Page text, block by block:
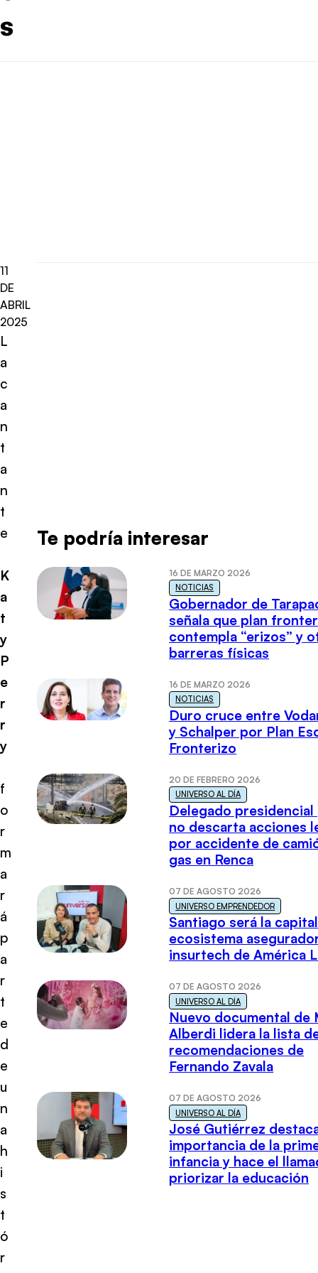
s
11
DE
ABRIL
2025
L
a
c
a
n
t
a
n
t
e
K
a
t
y
P
e
r
r
y
f
o
r
m
a
r
á
p
a
r
t
e
d
e
u
n
a
h
i
s
t
ó
r
Te podría interesar
16 DE MARZO 2026
NOTICIAS
Gobernador de
señala que plan
contempla “erizos” y
barreras físicas
16 DE MARZO 2026
NOTICIAS
Duro cruce entre
y Schalper por Plan
Fronterizo
20 DE FEBRERO 2026
UNIVERSO AL DÍA
Delegado presidencial
no descarta acciones
por accidente de
gas en Renca
07 DE AGOSTO 2026
UNIVERSO EMPRENDEDOR
Santiago será la
ecosistema
insurtech de América
07 DE AGOSTO 2026
UNIVERSO AL DÍA
Nuevo documental de
Alberdi lidera la lista
recomendaciones de
Fernando Zavala
07 DE AGOSTO 2026
UNIVERSO AL DÍA
José Gutiérrez
importancia de la
infancia y hace el
priorizar la educación